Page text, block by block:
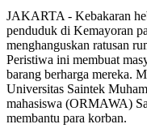
JAKARTA - Kebakaran
penduduk di Kemayoran
menghanguskan ratusan
Peristiwa ini membuat
barang berharga mereka.
Universitas Saintek
mahasiswa (ORMAWA)
membantu para korban.